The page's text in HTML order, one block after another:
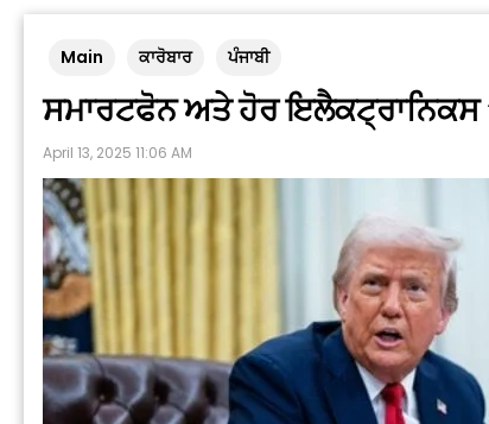
Main ਕਾਰੋਬਾਰ ਪੰਜਾਬੀ
ਸਮਾਰਟਫੋਨ ਅਤੇ ਹੋਰ ਇਲੈਕਟ੍ਰਾਨਿਕਸ
April 13, 2025 11:06 AM